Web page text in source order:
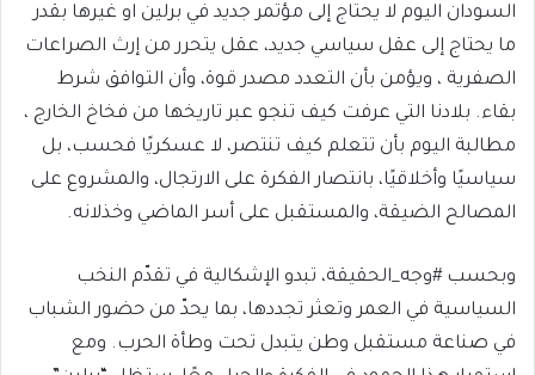
السودان اليوم لا يحتاج إلى مؤتمر جديد في برلين او غيرها بقدر
ما يحتاج إلى عقل سياسي جديد، عقل يتحرر من إرث الصراعات
الصفرية ، ويؤمن بأن التعدد مصدر قوة، وأن التوافق شرط
بقاء. بلادنا التي عرفت كيف تنجو عبر تاريخها من فخاخ الخارج ،
مطالبة اليوم بأن تتعلم كيف تنتصر، لا عسكريًا فحسب، بل
سياسيًا وأخلاقيًا، بانتصار الفكرة على الارتجال، والمشروع على
المصالح الضيقة، والمستقبل على أسر الماضي وخذلانه.
وبحسب #وجه_الحقيقة، تبدو الإشكالية في تقدّم النخب
السياسية في العمر وتعثر تجددها، بما يحدّ من حضور الشباب
في صناعة مستقبل وطن يتبدل تحت وطأة الحرب. ومع